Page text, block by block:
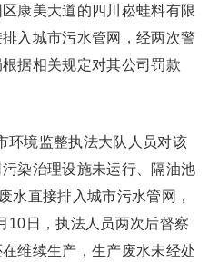
康美大道的四川崧蛙料有限
入城市污水管网，经两次警
据相关规定对其公司罚款
环境监整执法大队人员对该
染治理设施未运行、隔油池
水直接排入城市污水管网，
10日，执法人员两次后督察
维续生产，生产废水未经处